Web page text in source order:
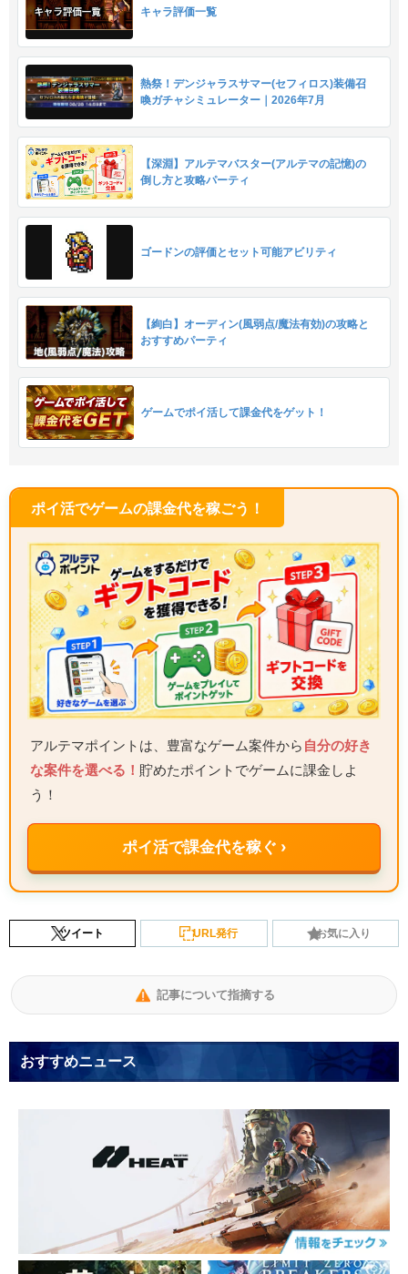
キャラ評価一覧
熱祭！デンジャラスサマー(セフィロス)装備召
喚ガチャシミュレーター｜2026年7月
【深淵】アルテマバスター(アルテマの記憶)の
倒し方と攻略パーティ
ゴードンの評価とセット可能アビリティ
【絢白】オーディン(風弱点/魔法有効)の攻略と
おすすめパーティ
ゲームでポイ活して課金代をゲット！
ポイ活でゲームの課金代を稼ごう！
アルテマポイントは、豊富なゲーム案件から 自分の好き
な案件を選べる！ 貯めたポイントでゲームに課金しよ
う！
ポイ活で課金代を稼ぐ ›
ツイート URL発行 お気に入り
記事について指摘する
おすすめニュース